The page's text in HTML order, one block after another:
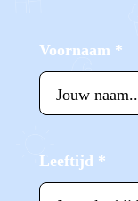
Voornaam *
Leeftijd *